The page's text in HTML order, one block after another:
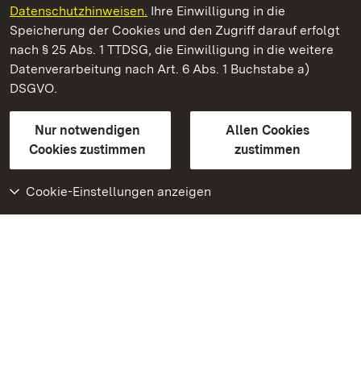
Datenschutzhinweisen. Ihre Einwilligung in die
Speicherung der Cookies und den Zugriff darauf erfolgt
nach § 25 Abs. 1 TTDSG, die Einwilligung in die weitere
Datenverarbeitung nach Art. 6 Abs. 1 Buchstabe a)
DSGVO.
Nur notwendigen
Cookies zustimmen
Allen Cookies
zustimmen
Cookie-Einstellungen anzeigen
Residenzschloss Ludwigsburg
Staatliche Schlösser und Gärten Baden-Württemberg
Kontakt
GebärdenspracheLeichte Sprache
Erklärung zur Barrierefreiheit
BITV-konform (geprüfte Seiten)
Weiteres